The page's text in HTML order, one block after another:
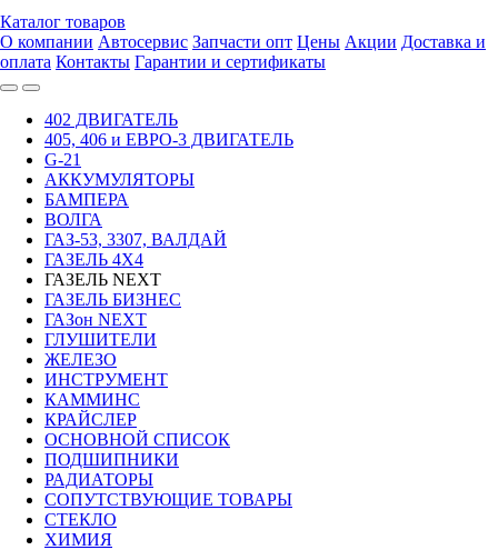
Каталог товаров
О компании Автосервис Запчасти опт Цены Акции Доставка и
оплата Контакты Гарантии и сертификаты
402 ДВИГАТЕЛЬ
405, 406 и ЕВРО-3 ДВИГАТЕЛЬ
G-21
АККУМУЛЯТОРЫ
БАМПЕРА
ВОЛГА
ГАЗ-53, 3307, ВАЛДАЙ
ГАЗЕЛЬ 4Х4
ГАЗЕЛЬ NEXT
ГАЗЕЛЬ БИЗНЕС
ГАЗон NEXT
ГЛУШИТЕЛИ
ЖЕЛЕЗО
ИНСТРУМЕНТ
КАММИНС
КРАЙСЛЕР
ОСНОВНОЙ СПИСОК
ПОДШИПНИКИ
РАДИАТОРЫ
СОПУТСТВУЮЩИЕ ТОВАРЫ
СТЕКЛО
ХИМИЯ